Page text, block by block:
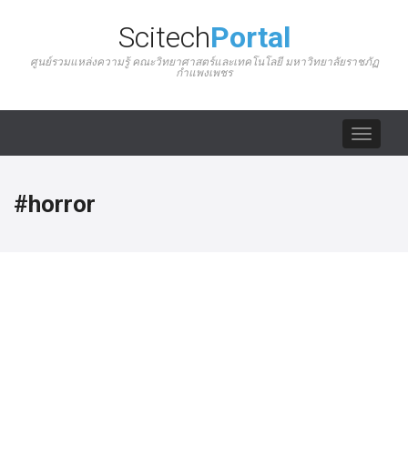
ScitechPortal
ศูนย์รวมแหล่งความรู้ คณะวิทยาศาสตร์และเทคโนโลยี มหาวิทยาลัยราชภัฏ
กำแพงเพชร
Toggle
#horror